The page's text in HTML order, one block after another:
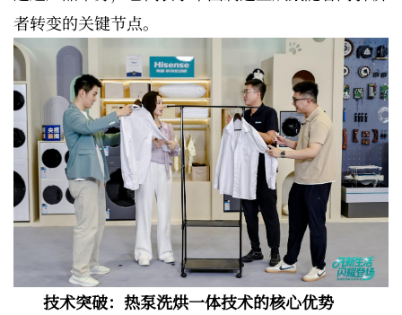
者转变的关键节点。
技术突破：热泵洗烘一体技术的核心优势